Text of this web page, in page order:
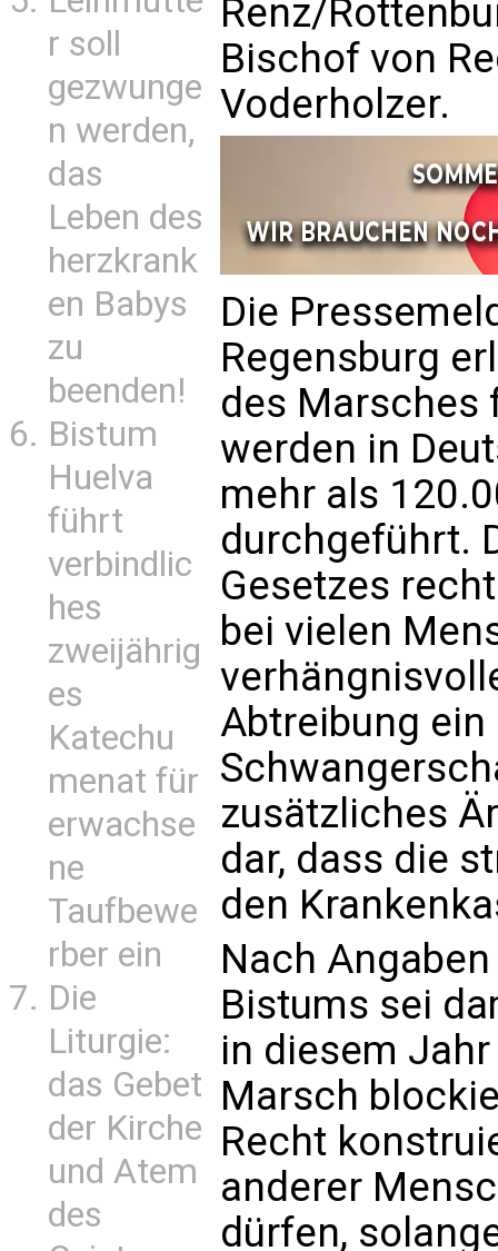
r soll
gezwunge
n werden,
das
Leben des
herzkrank
en Babys
zu
beenden!
Bistum
Huelva
führt
verbindlic
hes
zweijährig
es
Katechu
menat für
erwachse
ne
Taufbewe
rber ein
Die
Liturgie:
das Gebet
der Kirche
und Atem
des
Renz/
Bischof von
Voderholzer.
Die
Regensburg
des Marsches
werden in
mehr als
durchgeführt.
Gesetzes
bei vielen
Abtreibung
zusätzliches
dar, dass die
den
Nach
Bistums sei
in diesem
Marsch
Recht
anderer
dürfen,